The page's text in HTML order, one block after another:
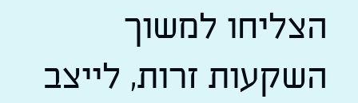
הצליחו למשוך
השקעות זרות, לייצב